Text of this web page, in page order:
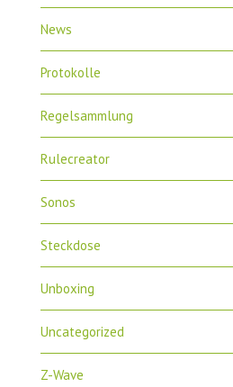
News
Protokolle
Regelsammlung
Rulecreator
Sonos
Steckdose
Unboxing
Uncategorized
Z-Wave